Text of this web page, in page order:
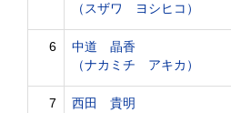
（スザワ ヨシヒコ）
6
中道 晶香
（ナカミチ アキカ）
7
西田 貴明